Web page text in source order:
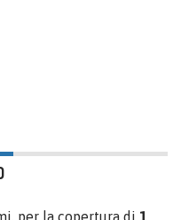
per la copertura di 1